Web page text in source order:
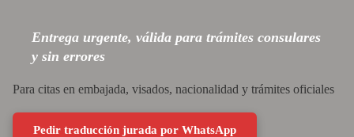
Entrega urgente, válida para trámites consulares
y sin errores
Para citas en embajada, visados, nacionalidad y trámites oficiales
Pedir traducción jurada por WhatsApp